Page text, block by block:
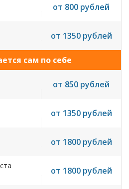
от 800 рублей
от 1350 рублей
сам по себе
от 850 рублей
от 1350 рублей
от 1800 рублей
от 1800 рублей